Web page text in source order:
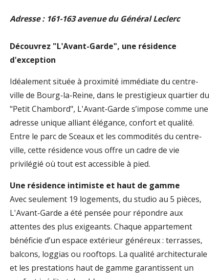
Adresse : 161-163 avenue du Général Leclerc
Découvrez "L'Avant-Garde", une résidence
d'exception
Idéalement située à proximité immédiate du centre-
ville de Bourg-la-Reine, dans le prestigieux quartier du
"Petit Chambord", L'Avant-Garde s’impose comme une
adresse unique alliant élégance, confort et qualité.
Entre le parc de Sceaux et les commodités du centre-
ville, cette résidence vous offre un cadre de vie
privilégié où tout est accessible à pied.
Une résidence intimiste et haut de gamme
Avec seulement 19 logements, du studio au 5 pièces,
L'Avant-Garde a été pensée pour répondre aux
attentes des plus exigeants. Chaque appartement
bénéficie d’un espace extérieur généreux : terrasses,
balcons, loggias ou rooftops. La qualité architecturale
et les prestations haut de gamme garantissent un